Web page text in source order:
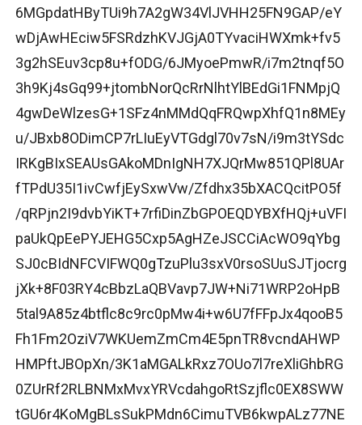
6MGpdatHByTUi9h7A2gW34VlJVHH25FN9GAP/eY
wDjAwHEciw5FSRdzhKVJGjA0TYvaciHWXmk+fv5
3g2hSEuv3cp8u+fODG/6JMyoePmwR/i7m2tnqf5O
3h9Kj4sGq99+jtombNorQcRrNlhtYlBEdGi1FNMpjQ
4gwDeWlzesG+1SFz4nMMdQqFRQwpXhfQ1n8MEy
u/JBxb8ODimCP7rLIuEyVTGdgl70v7sN/i9m3tYSdc
IRKgBIxSEAUsGAkoMDnIgNH7XJQrMw851QPl8UAr
fTPdU35I1ivCwfjEySxwVw/Zfdhx35bXACQcitPO5f
/qRPjn2I9dvbYiKT+7rfiDinZbGPOEQDYBXfHQj+uVFI
paUkQpEePYJEHG5Cxp5AgHZeJSCCiAcWO9qYbg
SJ0cBIdNFCVIFWQ0gTzuPlu3sxV0rsoSUuSJTjocrg
jXk+8F03RY4cBbzLaQBVavp7JW+Ni71WRP2oHpB
5tal9A85z4btflc8c9rc0pMw4i+w6U7fFFpJx4qooB5
Fh1Fm2OziV7WKUemZmCm4E5pnTR8vcndAHWP
HMPftJBOpXn/3K1aMGALkRxz7OUo7l7reXliGhbRG
0ZUrRf2RLBNMxMvxYRVcdahgoRtSzjflc0EX8SWW
tGU6r4KoMgBLsSukPMdn6CimuTVB6kwpALz77NE